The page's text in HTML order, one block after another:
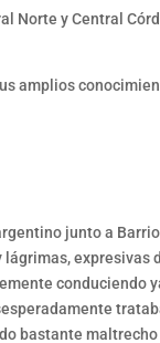
Norte y Central
amplios
junto a
expresivas
conduciendo
bastante